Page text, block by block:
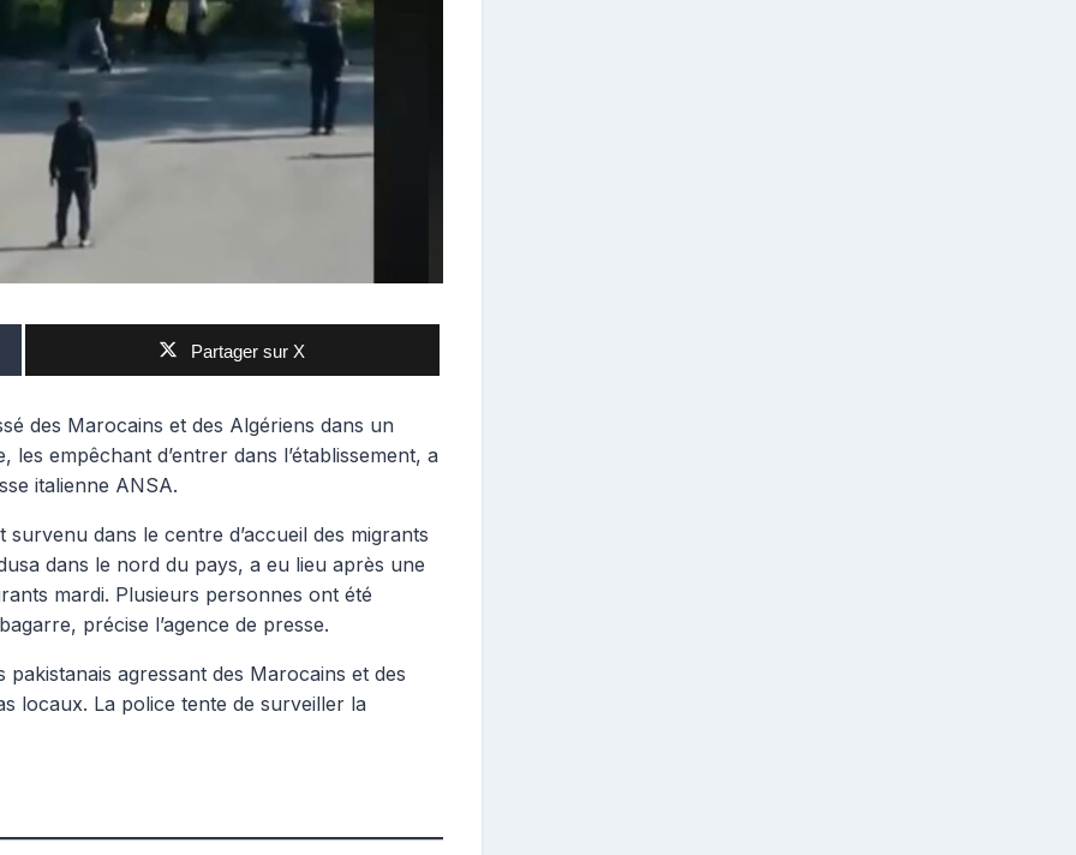
Partager sur X
des Marocains et des Algériens dans un
empêchant d’entrer dans l’établissement, a
italienne ANSA.
dans le centre d’accueil des migrants
dans le nord du pays, a eu lieu après une
mardi. Plusieurs personnes ont été
précise l’agence de presse.
pakistanais agressant des Marocains et des
locaux. La police tente de surveiller la